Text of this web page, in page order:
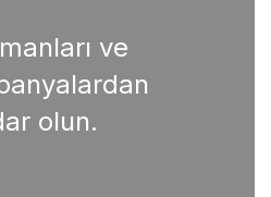
ve
olun.